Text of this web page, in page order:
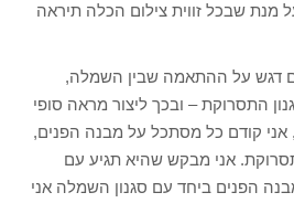
מנת שבכל זווית צילום הכלה תיראה
דגש על ההתאמה שבין השמלה,
התסרוקת – ובכך ליצור מראה סופי
אני קודם כל מסתכל על מבנה הפנים,
אני מבקש שהיא תגיע עם
הפנים ביחד עם סגנון השמלה אני